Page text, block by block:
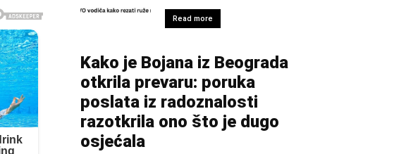
Read more
Kako je Bojana iz Beograda
otkrila prevaru: poruka
poslata iz radoznalosti
razotkrila ono što je dugo
osjećala